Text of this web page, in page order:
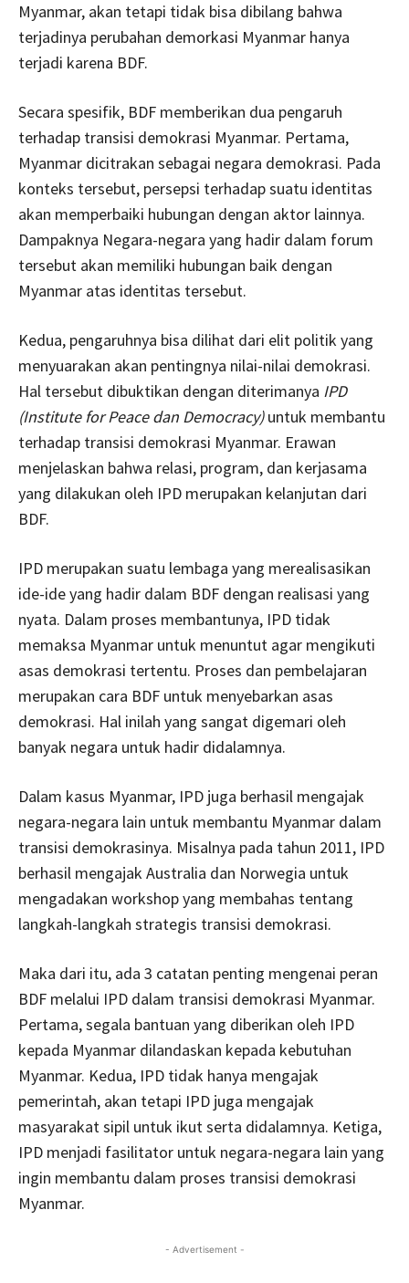
Myanmar, akan tetapi tidak bisa dibilang bahwa
terjadinya perubahan demorkasi Myanmar hanya
terjadi karena BDF.
Secara spesifik, BDF memberikan dua pengaruh
terhadap transisi demokrasi Myanmar. Pertama,
Myanmar dicitrakan sebagai negara demokrasi. Pada
konteks tersebut, persepsi terhadap suatu identitas
akan memperbaiki hubungan dengan aktor lainnya.
Dampaknya Negara-negara yang hadir dalam forum
tersebut akan memiliki hubungan baik dengan
Myanmar atas identitas tersebut.
Kedua, pengaruhnya bisa dilihat dari elit politik yang
menyuarakan akan pentingnya nilai-nilai demokrasi.
Hal tersebut dibuktikan dengan diterimanya IPD
(Institute for Peace dan Democracy)untuk membantu
terhadap transisi demokrasi Myanmar. Erawan
menjelaskan bahwa relasi, program, dan kerjasama
yang dilakukan oleh IPD merupakan kelanjutan dari
BDF.
IPD merupakan suatu lembaga yang merealisasikan
ide-ide yang hadir dalam BDF dengan realisasi yang
nyata. Dalam proses membantunya, IPD tidak
memaksa Myanmar untuk menuntut agar mengikuti
asas demokrasi tertentu. Proses dan pembelajaran
merupakan cara BDF untuk menyebarkan asas
demokrasi. Hal inilah yang sangat digemari oleh
banyak negara untuk hadir didalamnya.
Dalam kasus Myanmar, IPD juga berhasil mengajak
negara-negara lain untuk membantu Myanmar dalam
transisi demokrasinya. Misalnya pada tahun 2011, IPD
berhasil mengajak Australia dan Norwegia untuk
mengadakan workshop yang membahas tentang
langkah-langkah strategis transisi demokrasi.
Maka dari itu, ada 3 catatan penting mengenai peran
BDF melalui IPD dalam transisi demokrasi Myanmar.
Pertama, segala bantuan yang diberikan oleh IPD
kepada Myanmar dilandaskan kepada kebutuhan
Myanmar. Kedua, IPD tidak hanya mengajak
pemerintah, akan tetapi IPD juga mengajak
masyarakat sipil untuk ikut serta didalamnya. Ketiga,
IPD menjadi fasilitator untuk negara-negara lain yang
ingin membantu dalam proses transisi demokrasi
Myanmar.
- Advertisement -